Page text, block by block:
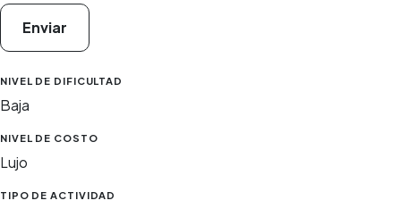
Enviar
NIVEL DE DIFICULTAD
Baja
NIVEL DE COSTO
Lujo
TIPO DE ACTIVIDAD